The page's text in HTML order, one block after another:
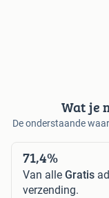
Wat je
De onderstaande
71,4%
Van alle Gratis
verzending.